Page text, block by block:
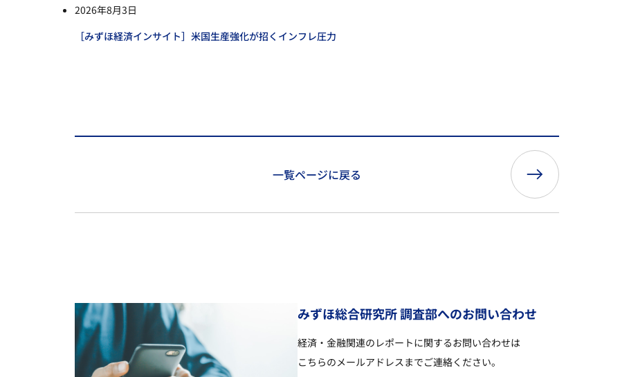
2026年8月3日
［みずほ経済インサイト］米国生産強化が招くインフレ圧力
一覧ページに戻る
みずほ総合研究所調査部へのお問い合わせ
経済・金融関連のレポートに関するお問い合わせは
こちらのメールアドレスまでご連絡ください。